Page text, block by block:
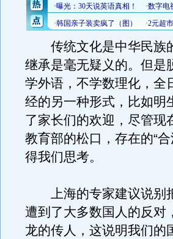
传统文化是中华民族
继承是毫无疑义的。但是
学外语，不学数理化，全
经的另一种形式，比如明
了家长们的欢迎，尽管现
教育部的松口，存在的“
得我们思考。
上海的专家建议说别
遭到了大多数国人的反对
龙的传人，这说明我们的